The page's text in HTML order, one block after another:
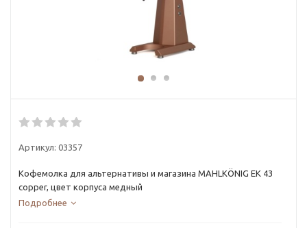
Артикул: 03357
Кофемолка для альтернативы и магазина MAHLKÖNIG EK 43
copper, цвет корпуса медный
Подробнее